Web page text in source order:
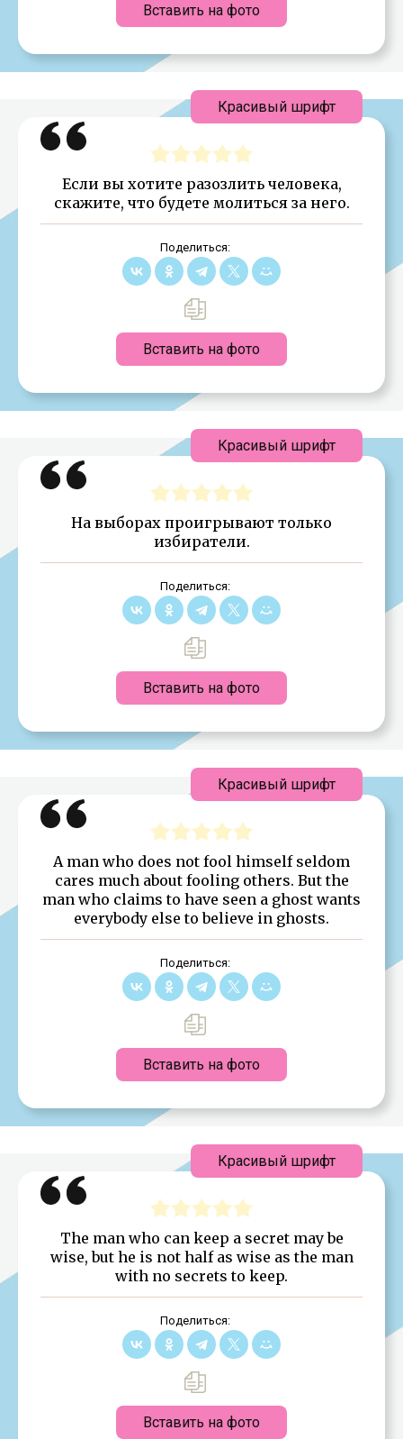
Вставить на фото
Если вы хотите разозлить человека,
скажите, что будете молиться за него.
Поделиться:
Вставить на фото
Красивый шрифт
На выборах проигрывают только
избиратели.
Поделиться:
Вставить на фото
Красивый шрифт
A man who does not fool himself seldom
cares much about fooling others. But the
man who claims to have seen a ghost wants
everybody else to believe in ghosts.
Поделиться:
Вставить на фото
Красивый шрифт
The man who can keep a secret may be
wise, but he is not half as wise as the man
with no secrets to keep.
Поделиться:
Вставить на фото
Красивый шрифт